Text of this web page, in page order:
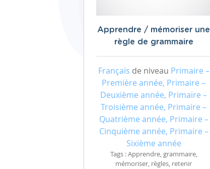
Apprendre / mémoriser une
règle de grammaire
Français de niveau Primaire –
Première année, Primaire –
Deuxième année, Primaire –
Troisième année, Primaire –
Quatrième année, Primaire –
Cinquième année, Primaire –
Sixième année
Tags : Apprendre, grammaire,
mémoriser, règles, retenir